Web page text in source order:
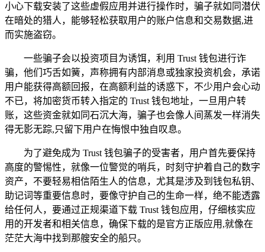
小心下载安装了这些虚假应用并进行操作时，骗子就如同潜伏
在暗处的猎人，能够轻松获取用户的账户信息和交易数据,进
而实施盗窃。
一些骗子会以投资项目为诱饵，利用 Trust 钱包进行诈
骗，他们巧舌如簧，声称拥有内部消息或独家投资机会，承诺
用户能获得高额回报，在高额利益的诱惑下，不少用户会心动
不已，将加密货币转入指定的 Trust 钱包地址，一旦用户转
账，这些资金就如同石沉大海，骗子也会像人间蒸发一样消失
得无影无踪,只留下用户在悔恨中独自叹息。
为了避免成为 Trust 钱包骗子的受害者，用户首先要保持
高度的警惕性，就像一位警觉的哨兵，时刻守护着自己的数字
资产，不要轻易相信陌生人的信息，尤其是涉及到钱包私钥、
助记词等重要信息时，要像守护自己的生命一样，绝不能透露
给任何人，要通过正规渠道下载 Trust 钱包应用，仔细核实应
用的开发者和相关信息，确保下载的是官方正版应用,就像在
茫茫大海中找到那艘安全的船只。